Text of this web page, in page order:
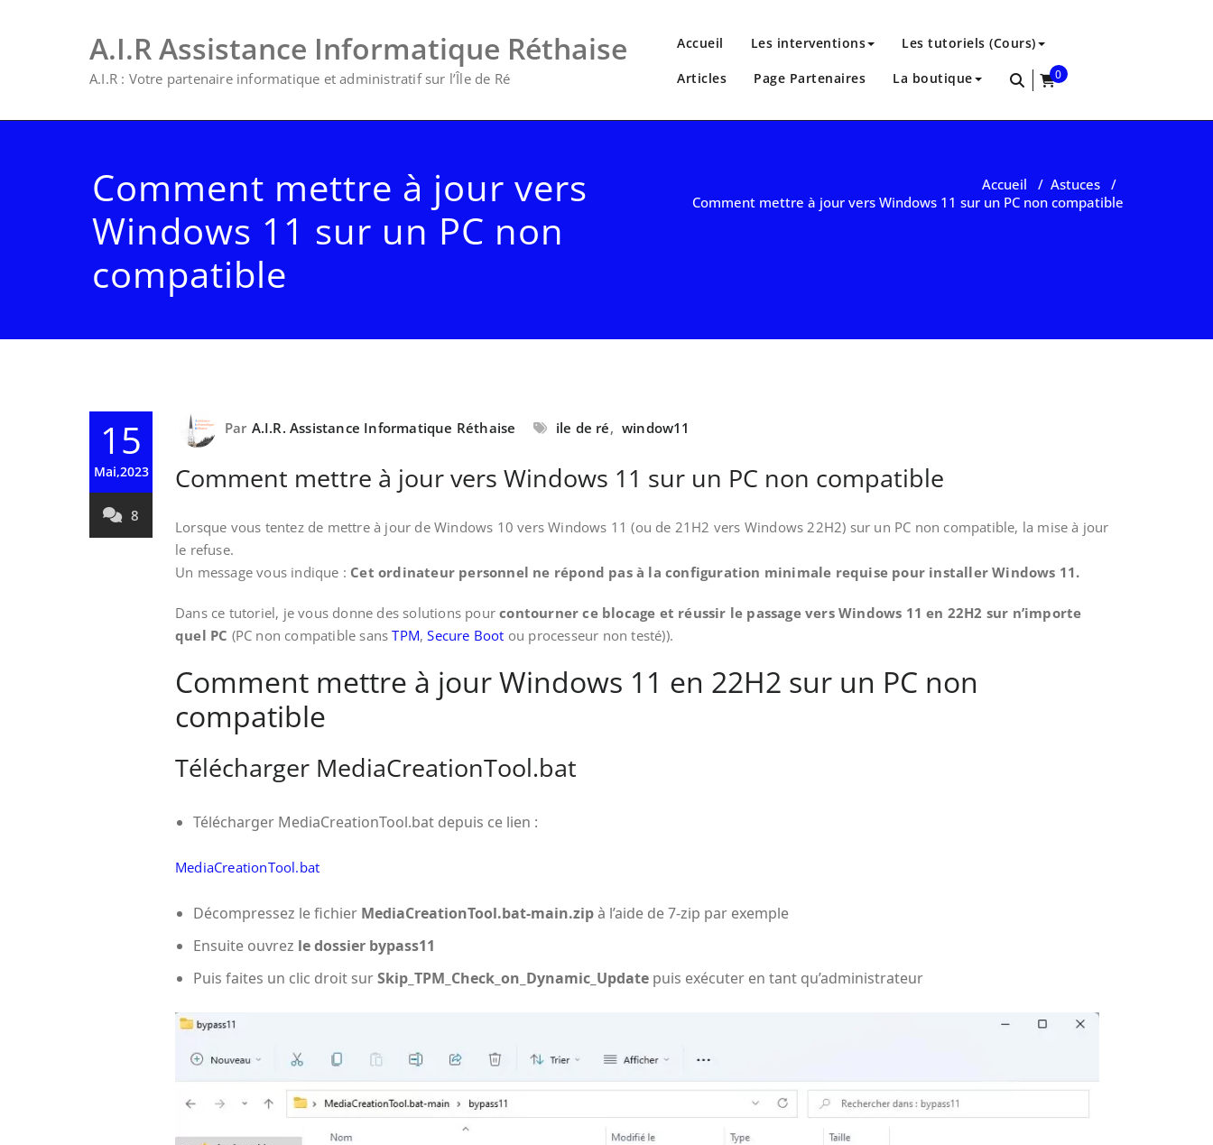
A.I.R Assistance Informatique Réthaise
A.I.R : Votre partenaire informatique et administratif sur l’Île de Ré
Accueil Les interventions Les tutoriels (Cours)
Articles Page Partenaires La boutique
0
items
Comment mettre à jour vers
Windows 11 sur un PC non
compatible
Accueil / Astuces /
Comment mettre à jour vers Windows 11 sur un PC non compatible
15
Mai,2023
8
Par A.I.R. Assistance Informatique Réthaise ile de ré, window11
Comment mettre à jour vers Windows 11 sur un PC non compatible
Lorsque vous tentez de mettre à jour de Windows 10 vers Windows 11 (ou de 21H2 vers Windows 22H2) sur un PC non compatible, la mise à jour
le refuse.
Un message vous indique : Cet ordinateur personnel ne répond pas à la configuration minimale requise pour installer Windows 11.
Dans ce tutoriel, je vous donne des solutions pour contourner ce blocage et réussir le passage vers Windows 11 en 22H2 sur n’importe
quel PC (PC non compatible sansTPM,Secure Boot ou processeur non testé)).
Comment mettre à jour Windows 11 en 22H2 sur un PC non
compatible
Télécharger MediaCreationTool.bat
Télécharger MediaCreationTool.bat depuis ce lien :
MediaCreationTool.bat
Décompressez le fichier MediaCreationTool.bat-main.zipà l’aide de7-zip par exemple
Ensuite ouvrez le dossier bypass11
Puis faites un clic droit surSkip_TPM_Check_on_Dynamic_Update puis exécuter en tant qu’administrateur